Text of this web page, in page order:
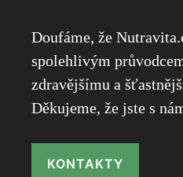
Doufáme, že
spolehlivým
zdravějšímu a
Děkujeme, že jste s
KONTAKTY